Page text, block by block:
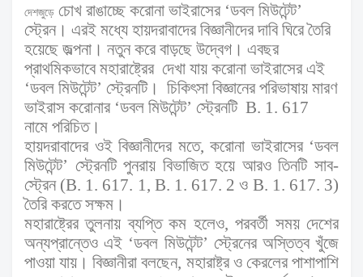
দেশজুড়ে চোখ রাঙাচ্ছে করোনা ভাইরাসের ‘ডবল মিউটেন্ট’
স্ট্রেন। এরই মধ্যে হায়দরাবাদের বিজ্ঞানীদের দাবি ঘিরে তৈরি
হয়েছে জল্পনা। নতুন করে বাড়ছে উদ্বেগ। এবছর
প্রাথমিকভাবে মহারাষ্ট্রের দেখা যায় করোনা ভাইরাসের এই
‘ডবল মিউটেন্ট’ স্ট্রেনটি। চিকিৎসা বিজ্ঞানের পরিভাষায় মারণ
ভাইরাস করোনার ‘ডবল মিউটেন্ট’ স্ট্রেনটি B. 1. 617
নামে পরিচিত।
হায়দরাবাদের ওই বিজ্ঞানীদের মতে, করোনা ভাইরাসের ‘ডবল
মিউটেন্ট’ স্ট্রেনটি পুনরায় বিভাজিত হয়ে আরও তিনটিসাব-
স্ট্রেন (B. 1. 617. 1, B. 1. 617. 2ও B. 1. 617. 3)
তৈরিকরতে সক্ষম।
মহারাষ্ট্রের তুলনায় ব্যপ্তি কম হলেও,পরবর্তী সময় দেশের
অন্যপ্রান্তেও এই ‘ডবল মিউটেন্ট’ স্ট্রেনের অস্তিত্ব খুঁজে
পাওয়া যায়। বিজ্ঞানীরা বলছেন, মহারাষ্ট্র ও কেরলের পাশাপাশি